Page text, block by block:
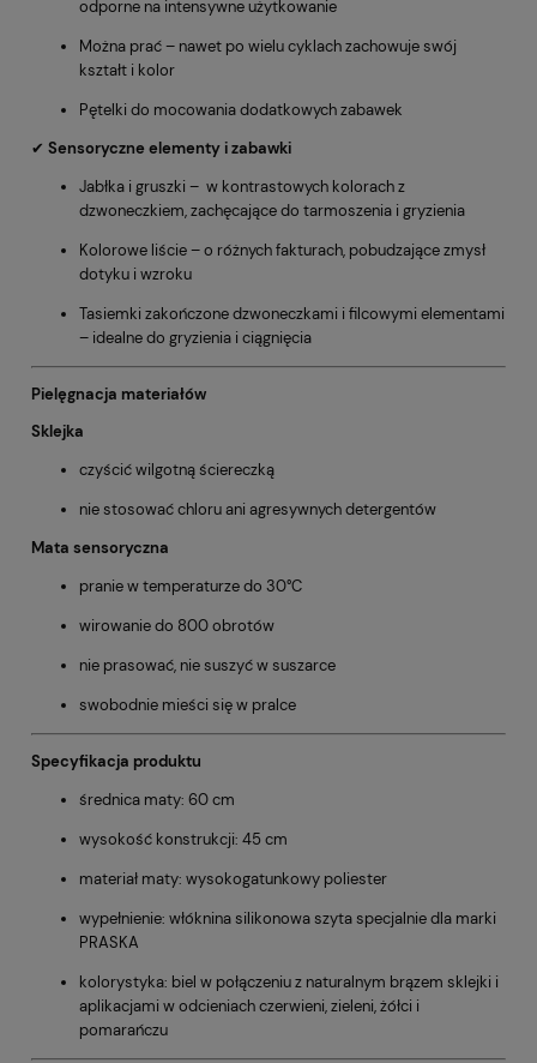
odporne na intensywne użytkowanie
Można prać – nawet po wielu cyklach zachowuje swój
kształt i kolor
Pętelki do mocowania dodatkowych zabawek
✔ Sensoryczne elementy i zabawki
Jabłka i gruszki – w kontrastowych kolorach z
dzwoneczkiem, zachęcające do tarmoszenia i gryzienia
Kolorowe liście – o różnych fakturach, pobudzające zmysł
dotyku i wzroku
Tasiemki zakończone dzwoneczkami i filcowymi elementami
– idealne do gryzienia i ciągnięcia
Pielęgnacja materiałów
Sklejka
czyścić wilgotną ściereczką
nie stosować chloru ani agresywnych detergentów
Mata sensoryczna
pranie w temperaturze do 30°C
wirowanie do 800 obrotów
nie prasować, nie suszyć w suszarce
swobodnie mieści się w pralce
Specyfikacja produktu
średnica maty: 60 cm
wysokość konstrukcji: 45 cm
materiał maty: wysokogatunkowy poliester
wypełnienie: włóknina silikonowa szyta specjalnie dla marki
PRASKA
kolorystyka: biel w połączeniu z naturalnym brązem sklejki i
aplikacjami w odcieniach czerwieni, zieleni, żółci i
pomarańczu